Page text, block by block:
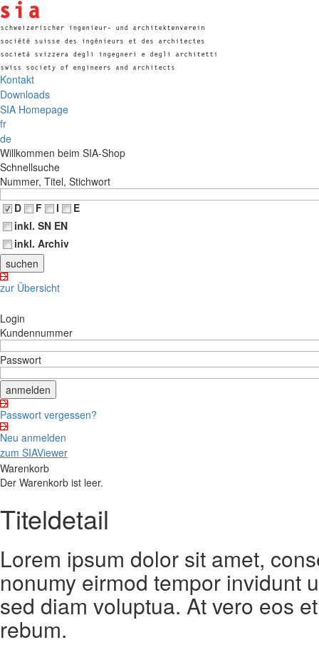
Kontakt
Downloads
SIA Homepage
fr
de
Willkommen beim SIA-Shop
Schnellsuche
Nummer, Titel, Stichwort
D
F I
E
inkl. SN EN
inkl. Archiv
zur Übersicht
Login
Kundennummer
Passwort
Passwort vergessen?
Neu anmelden
zum SIAViewer
Warenkorb
Der Warenkorb ist leer.
Titeldetail
Lorem ipsum dolor sit amet,
nonumy eirmod tempor invidunt
sed diam voluptua. At vero eos
rebum.